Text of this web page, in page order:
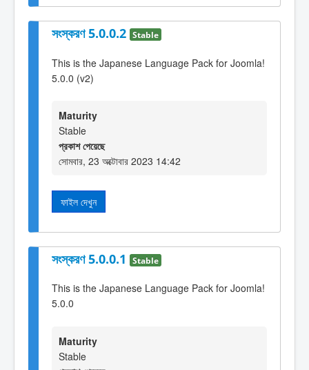
সংস্করণ 5.0.0.2 Stable
This is the Japanese Language Pack for Joomla!
5.0.0 (v2)
Maturity
Stable
প্রকাশ পেয়েছে
সোমবার, 23 অক্টোবার 2023 14:42
ফাইল দেখুন
সংস্করণ 5.0.0.1 Stable
This is the Japanese Language Pack for Joomla!
5.0.0
Maturity
Stable